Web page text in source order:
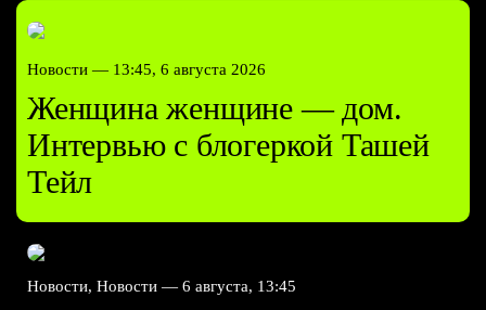
Новости — 13:45, 6 августа 2026
Женщина женщине — дом.
Интервью с блогеркой Ташей
Тейл
Новости, Новости — 6 августа, 13:45